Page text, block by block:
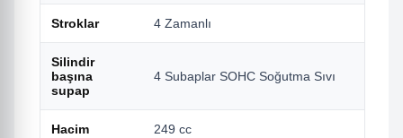
Stroklar 4 Zamanlı
Silindir
başına
supap
4 Subaplar SOHC Soğutma Sıvı
Hacim 249 cc